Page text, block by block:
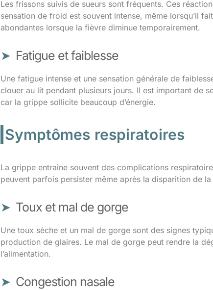
Les frissons suivis de sueurs sont fréquents. Ces
sensation de froid est souvent intense, même lorsqu’il
abondantes lorsque la fièvre diminue temporairement.
Fatigue et faiblesse
Une fatigue intense et une sensation générale de
clouer au lit pendant plusieurs jours. Il est important de
car la grippe sollicite beaucoup d’énergie.
Symptômes respiratoires
La grippe entraîne souvent des complications
peuvent parfois persister même après la disparition de
Toux et mal de gorge
Une toux sèche et un mal de gorge sont des signes
production de glaires. Le mal de gorge peut rendre la
l’alimentation.
Congestion nasale